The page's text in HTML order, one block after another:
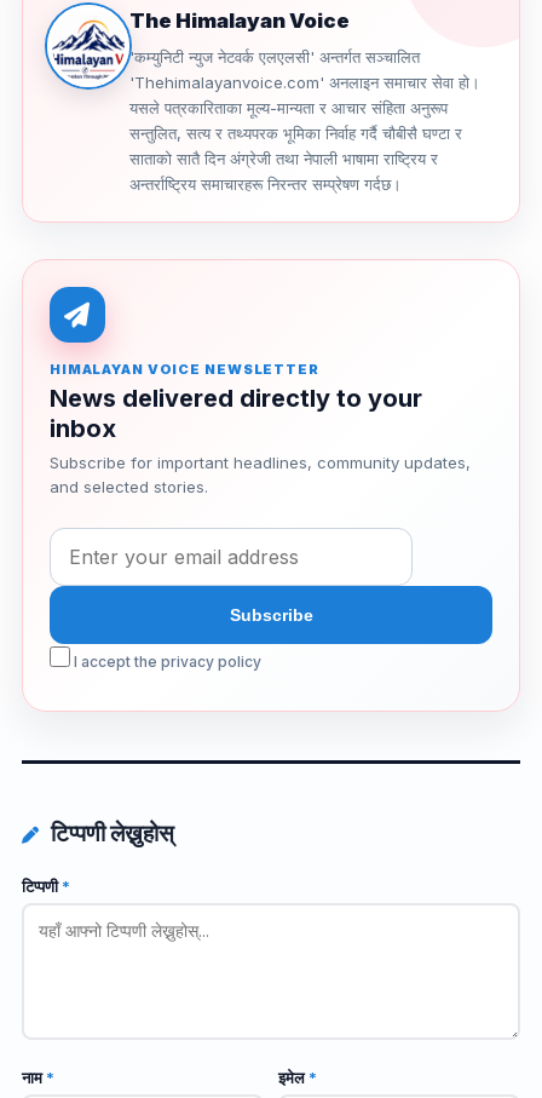
The Himalayan Voice
'कम्युनिटी न्युज नेटवर्क एलएलसी' अन्तर्गत सञ्चालित
'Thehimalayanvoice.com' अनलाइन समाचार सेवा हो।
यसले पत्रकारिताका मूल्य-मान्यता र आचार संहिता अनुरूप
सन्तुलित, सत्य र तथ्यपरक भूमिका निर्वाह गर्दै चौबीसै घण्टा र
साताको सातै दिन अंग्रेजी तथा नेपाली भाषामा राष्ट्रिय र
अन्तर्राष्ट्रिय समाचारहरू निरन्तर सम्प्रेषण गर्दछ।
HIMALAYAN VOICE NEWSLETTER
News delivered directly to your
inbox
Subscribe for important headlines, community updates,
and selected stories.
I accept the privacy policy
टिप्पणी लेख्नुहोस्
टिप्पणी*
नाम* इमेल*